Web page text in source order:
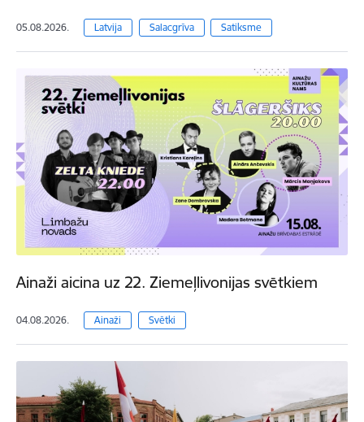
05.08.2026. Latvija Salacgrīva Satiksme
Ainaži aicina uz 22. Ziemeļlivonijas svētkiem
04.08.2026. Ainaži Svētki